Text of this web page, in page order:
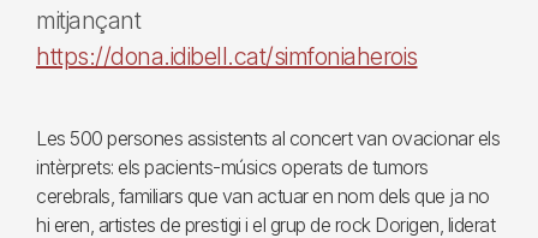
mitjançant
https://dona.idibell.cat/simfoniaherois
Les 500 persones assistents al concert van ovacionar els
intèrprets: els pacients-músics operats de tumors
cerebrals, familiars que van actuar en nom dels que ja no
hi eren, artistes de prestigi i el grup de rock Dorigen, liderat